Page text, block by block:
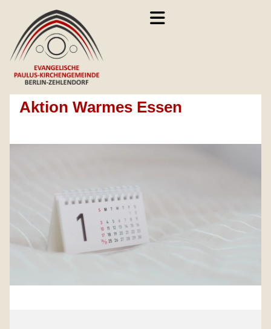
Aktion Warmes Essen